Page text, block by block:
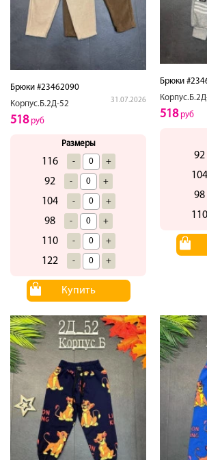
Брюки #23462090
Корпус.Б.2Д-52
31.07.2026
518руб
Размеры
116 - +
92 - +
104 - +
98 - +
110 - +
122 - +
Купить
Брюки
518руб
92
104
98
110